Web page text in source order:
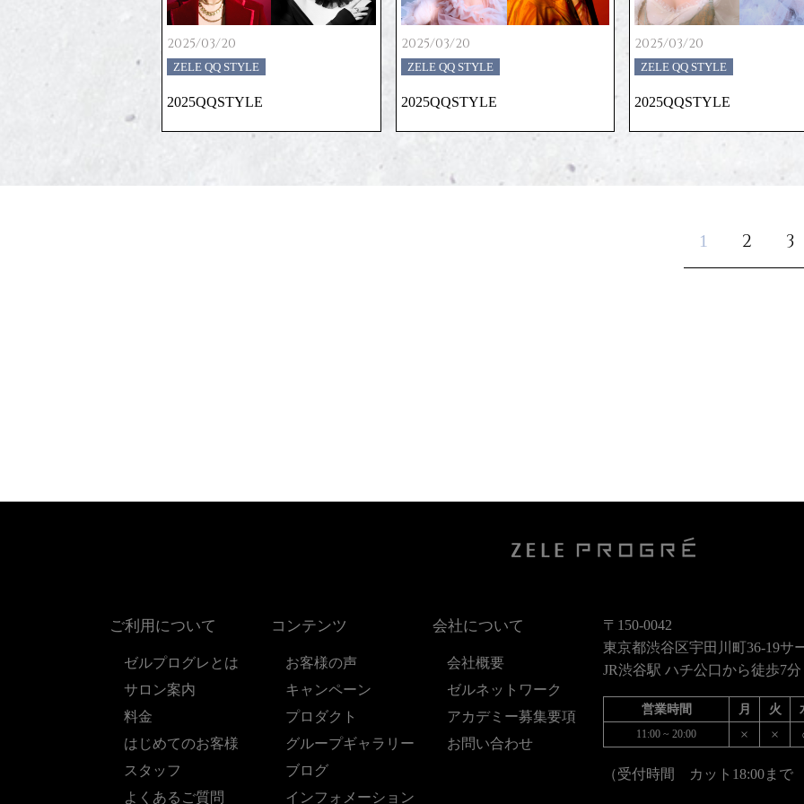
2025/03/20
ZELE QQ STYLE
2025QQSTYLE
2025/03/20
ZELE QQ STYLE
2025QQSTYLE
2025/03/20
ZELE QQ STYLE
2025QQSTYLE
1 2 3
ご利用について
ゼルプログレとは
サロン案内
料金
はじめてのお客様
スタッフ
よくあるご質問
コンテンツ
お客様の声
キャンペーン
プロダクト
グループギャラリー
ブログ
インフォメーション
会社について
会社概要
ゼルネットワーク
アカデミー募集要項
お問い合わせ
〒150-0042
東京都渋谷区宇田川町36-19サ
JR渋谷駅 ハチ公口から徒歩7分
営業時間 月 火
11:00 ~ 20:00 × ×
（受付時間 カット18:00まで